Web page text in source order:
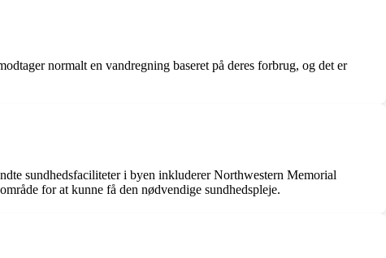
normalt en vandregning baseret på deres forbrug, og det er
sundhedsfaciliteter i byen inkluderer Northwestern Memorial
for at kunne få den nødvendige sundhedspleje.